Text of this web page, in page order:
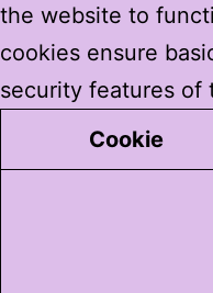
the website to
cookies ensure
security features of
Cookie